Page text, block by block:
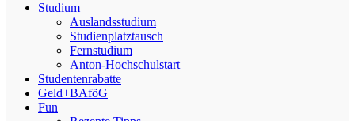
Studium
Auslandsstudium
Studienplatztausch
Fernstudium
Anton-Hochschulstart
Studentenrabatte
Geld+BAföG
Fun